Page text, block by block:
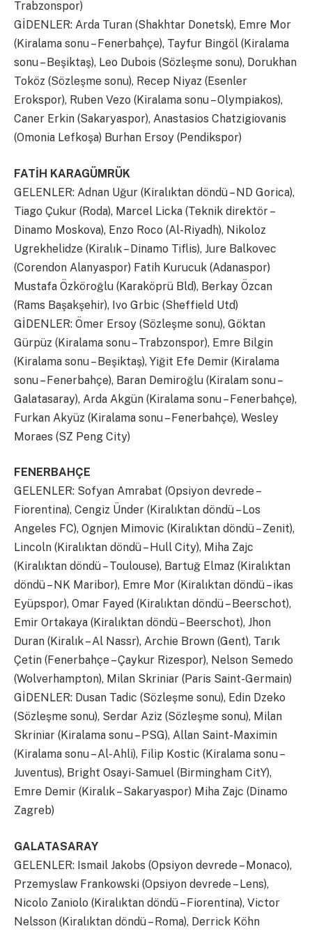
Trabzonspor)
GİDENLER: Arda Turan (Shakhtar Donetsk), Emre Mor
(Kiralama sonu – Fenerbahçe), Tayfur Bingöl (Kiralama
sonu – Beşiktaş), Leo Dubois (Sözleşme sonu), Dorukhan
Toköz (Sözleşme sonu), Recep Niyaz (Esenler
Erokspor), Ruben Vezo (Kiralama sonu – Olympiakos),
Caner Erkin (Sakaryaspor), Anastasios Chatzigiovanis
(Omonia Lefkoşa) Burhan Ersoy (Pendikspor)
FATİH KARAGÜMRÜK
GELENLER: Adnan Uğur (Kiralıktan döndü – ND Gorica),
Tiago Çukur (Roda), Marcel Licka (Teknik direktör –
Dinamo Moskova), Enzo Roco (Al-Riyadh), Nikoloz
Ugrekhelidze (Kiralık – Dinamo Tiflis), Jure Balkovec
(Corendon Alanyaspor) Fatih Kurucuk (Adanaspor)
Mustafa Özköroğlu (Karaköprü Bld), Berkay Özcan
(Rams Başakşehir), Ivo Grbic (Sheffield Utd)
GİDENLER: Ömer Ersoy (Sözleşme sonu), Göktan
Gürpüz (Kiralama sonu – Trabzonspor), Emre Bilgin
(Kiralama sonu – Beşiktaş), Yiğit Efe Demir (Kiralama
sonu – Fenerbahçe), Baran Demiroğlu (Kiralam sonu –
Galatasaray), Arda Akgün (Kiralama sonu – Fenerbahçe),
Furkan Akyüz (Kiralama sonu – Fenerbahçe), Wesley
Moraes (SZ Peng City)
FENERBAHÇE
GELENLER: Sofyan Amrabat (Opsiyon devrede –
Fiorentina), Cengiz Ünder (Kiralıktan döndü – Los
Angeles FC), Ognjen Mimovic (Kiralıktan döndü – Zenit),
Lincoln (Kiralıktan döndü – Hull City), Miha Zajc
(Kiralıktan döndü – Toulouse), Bartuğ Elmaz (Kiralıktan
döndü – NK Maribor), Emre Mor (Kiralıktan döndü – ikas
Eyüpspor), Omar Fayed (Kiralıktan döndü – Beerschot),
Emir Ortakaya (Kiralıktan döndü – Beerschot), Jhon
Duran (Kiralık – Al Nassr), Archie Brown (Gent), Tarık
Çetin (Fenerbahçe – Çaykur Rizespor), Nelson Semedo
(Wolverhampton), Milan Skriniar (Paris Saint-Germain)
GİDENLER: Dusan Tadic (Sözleşme sonu), Edin Dzeko
(Sözleşme sonu), Serdar Aziz (Sözleşme sonu), Milan
Skriniar (Kiralama sonu – PSG), Allan Saint-Maximin
(Kiralama sonu – Al-Ahli), Filip Kostic (Kiralama sonu –
Juventus), Bright Osayi-Samuel (Birmingham CitY),
Emre Demir (Kiralık – Sakaryaspor) Miha Zajc (Dinamo
Zagreb)
GALATASARAY
GELENLER: Ismail Jakobs (Opsiyon devrede – Monaco),
Przemyslaw Frankowski (Opsiyon devrede – Lens),
Nicolo Zaniolo (Kiralıktan döndü – Fiorentina), Victor
Nelsson (Kiralıktan döndü – Roma), Derrick Köhn